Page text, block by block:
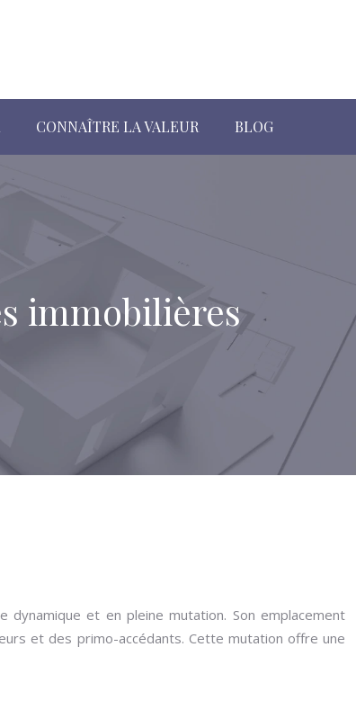
CONNAÎTRE LA VALEUR BLOG
immobilières
et en pleine mutation. Son emplacement
et des primo-accédants. Cette mutation offre une